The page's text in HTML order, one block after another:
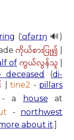
(ˈɑfərɪŋ 🔊)
ကိုယ်စားပြု၍
of ကွယ်လွန်သူ
deceased (di-
|tine2 - pillars
- a house at
- northwest
about it.]